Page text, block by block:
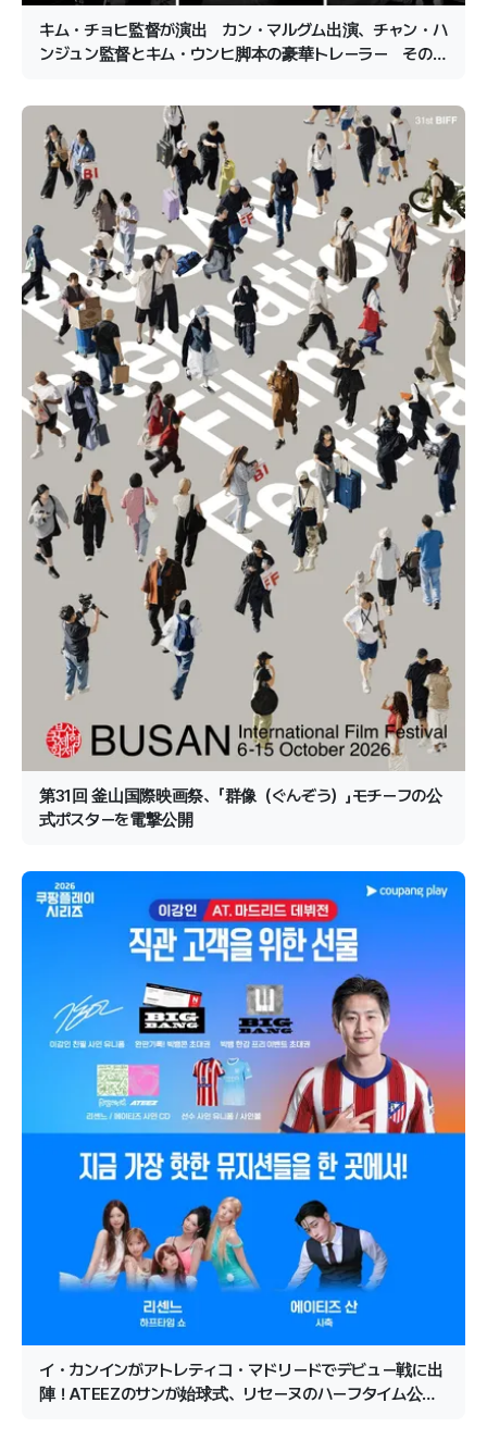
キム・チョヒ監督が演出 カン・マルグム出演、チャン・ハ
ンジュン監督とキム・ウンヒ脚本の豪華トレーラー その
第31回 釜山国際映画祭、「群像（ぐんぞう）」モチーフの公
式ポスターを電撃公開
イ・カンインがアトレティコ・マドリードでデビュー戦に出
陣！ATEEZのサンが始球式、リセーヌのハーフタイム公演